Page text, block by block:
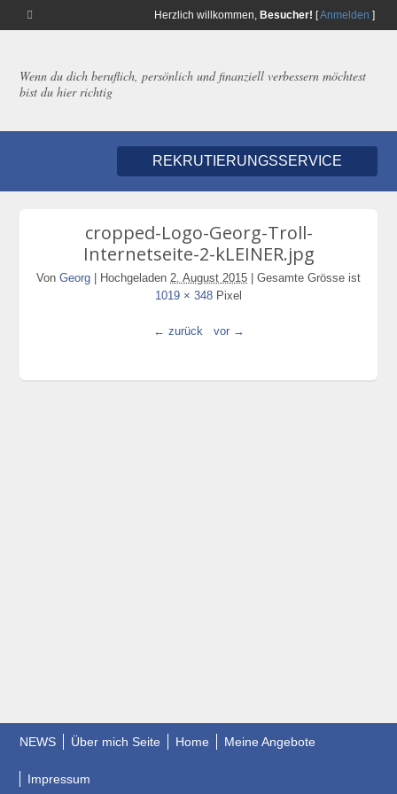
Herzlich willkommen, Besucher! [Anmelden ]
Wenn du dich beruflich, persönlich und finanziell verbessern möchtest
bist du hier richtig
REKRUTIERUNGSSERVICE
cropped-Logo-Georg-Troll-
Internetseite-2-kLEINER.jpg
Von Georg Hochgeladen 2. August 2015
Gesamte Grösse ist
1019 × 348 Pixel
← zurück vor →
NEWS Über mich Seite Home Meine Angebote
Impressum